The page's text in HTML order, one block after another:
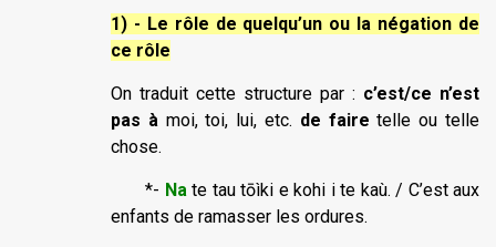
1) - Le rôle de quelqu’un ou la négation de
ce rôle
On traduit cette structure par : c’est/ce n’est
pas àmoi, toi, lui, etc. de faire telle ou telle
chose.
*- Nate tau tōìki e kohi i te kaù. / C’est aux
enfants de ramasser les ordures.